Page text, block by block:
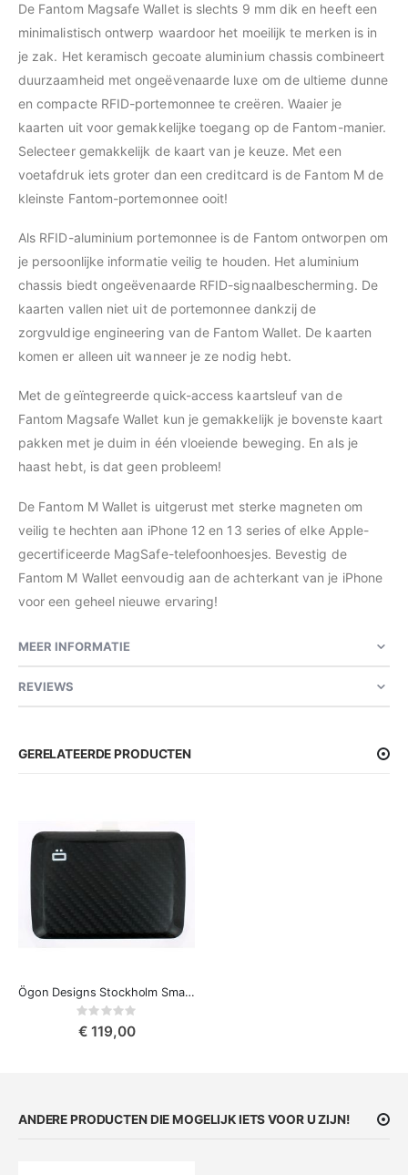
De Fantom Magsafe Wallet is slechts 9 mm dik en heeft een
minimalistisch ontwerp waardoor het moeilijk te merken is in
je zak. Het keramisch gecoate aluminium chassis combineert
duurzaamheid met ongeëvenaarde luxe om de ultieme dunne
en compacte RFID-portemonnee te creëren. Waaier je
kaarten uit voor gemakkelijke toegang op de Fantom-manier.
Selecteer gemakkelijk de kaart van je keuze. Met een
voetafdruk iets groter dan een creditcard is de Fantom M de
kleinste Fantom-portemonnee ooit!
Als RFID-aluminium portemonnee is de Fantom ontworpen om
je persoonlijke informatie veilig te houden. Het aluminium
chassis biedt ongeëvenaarde RFID-signaalbescherming. De
kaarten vallen niet uit de portemonnee dankzij de
zorgvuldige engineering van de Fantom Wallet. De kaarten
komen er alleen uit wanneer je ze nodig hebt.
Met de geïntegreerde quick-access kaartsleuf van de
Fantom Magsafe Wallet kun je gemakkelijk je bovenste kaart
pakken met je duim in één vloeiende beweging. En als je
haast hebt, is dat geen probleem!
De Fantom M Wallet is uitgerust met sterke magneten om
veilig te hechten aan iPhone 12 en 13 series of elke Apple-
gecertificeerde MagSafe-telefoonhoesjes. Bevestig de
Fantom M Wallet eenvoudig aan de achterkant van je iPhone
voor een geheel nieuwe ervaring!
MEER INFORMATIE
REVIEWS
GERELATEERDE PRODUCTEN
Ögon Designs Stockholm Smart Case V2.0 Creditcardhouder Carbon fiber
Rating:
€ 119,00
ANDERE PRODUCTEN DIE MOGELIJK IETS VOOR U ZIJN!